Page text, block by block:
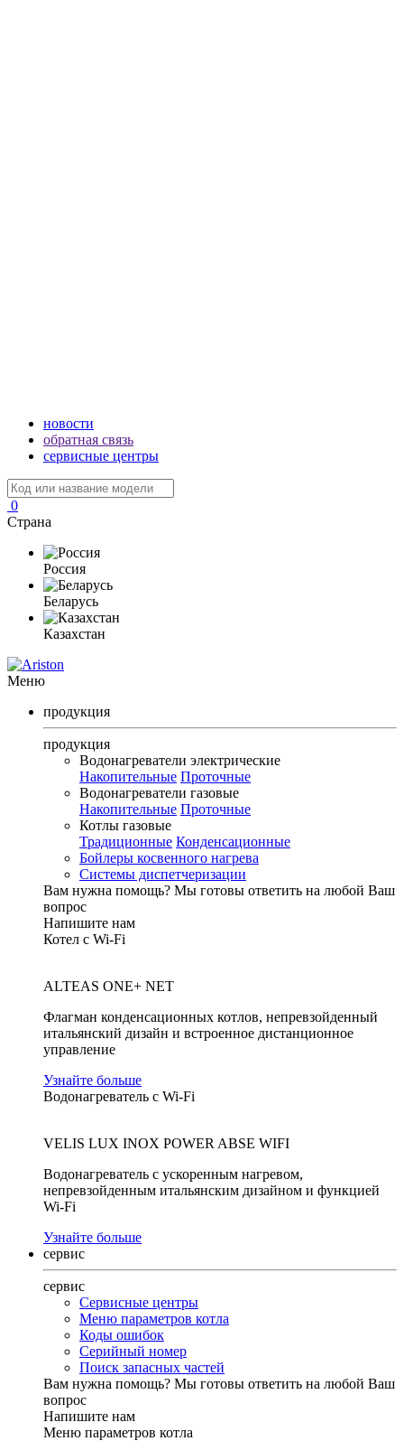
новости
обратная связь
сервисные центры
0
Страна
Россия
Беларусь
Казахстан
Меню
продукция
продукция
Водонагреватели электрические
Накопительные Проточные
Водонагреватели газовые
Накопительные Проточные
Котлы газовые
Традиционные Конденсационные
Бойлеры косвенного нагрева
Системы диспетчеризации
Вам нужна помощь? Мы готовы ответить на любой Ваш
вопрос
Напишите нам
Котел с Wi-Fi
ALTEAS ONE+ NET
Флагман конденсационных котлов, непревзойденный
итальянский дизайн и встроенное дистанционное
управление
Узнайте больше
Водонагреватель с Wi-Fi
VELIS LUX INOX POWER ABSE WIFI
Водонагреватель с ускоренным нагревом,
непревзойденным итальянским дизайном и функцией
Wi-Fi
Узнайте больше
сервис
сервис
Сервисные центры
Меню параметров котла
Коды ошибок
Серийный номер
Поиск запасных частей
Вам нужна помощь? Мы готовы ответить на любой Ваш
вопрос
Напишите нам
Меню параметров котла